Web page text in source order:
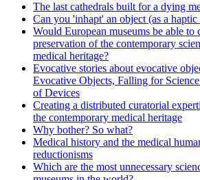
The last cathedrals built for a dying
Can you 'inhapt' an object (as a
Would European museums be able to
preservation of the contemporary
medical heritage?
Evocative stories about evocative
Evocative Objects, Falling for
of Devices
Creating a distributed curatorial
the contemporary medical heritage
Why bother? So what?
Medical history and the medical
reductionisms
Which are the most unnecessary